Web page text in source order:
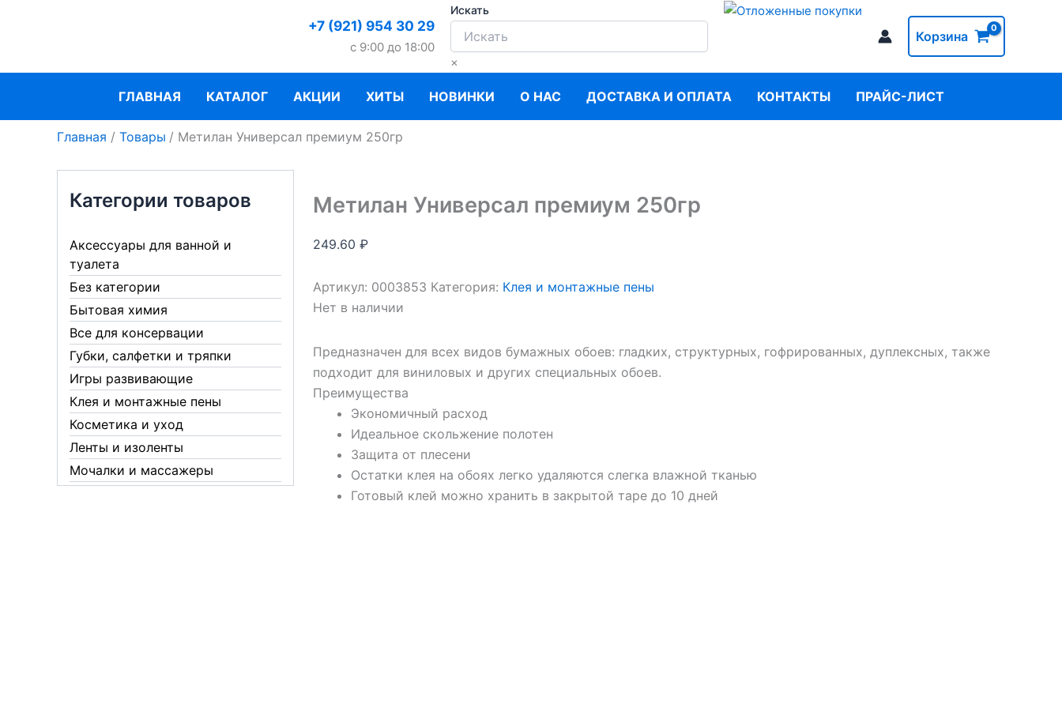
+7 (921) 954 30 29
c 9:00 до 18:00
Искать
×
Корзина
ГЛАВНАЯ КАТАЛОГ АКЦИИ ХИТЫ НОВИНКИ О НАС ДОСТАВКА И ОПЛАТА КОНТАКТЫ ПРАЙС-ЛИСТ
Главная Товары Метилан Универсал премиум 250гр
Категории товаров
Аксессуары для ванной и
туалета
Без категории
Бытовая химия
Все для консервации
Губки, салфетки и тряпки
Игры развивающие
Клея и монтажные пены
Косметика и уход
Ленты и изоленты
Мочалки и массажеры
Метилан Универсал премиум 250гр
249.60 ₽
Артикул: 0003853 Категория: Клея и монтажные пены
Нет в наличии
Предназначен для всех видов бумажных обоев: гладких, структурных, гофрированных, дуплексных, также
подходит для виниловых и других специальных обоев.
Преимущества
Экономичный расход
Идеальное скольжение полотен
Защита от плесени
Остатки клея на обоях легко удаляются слегка влажной тканью
Готовый клей можно хранить в закрытой таре до 10 дней